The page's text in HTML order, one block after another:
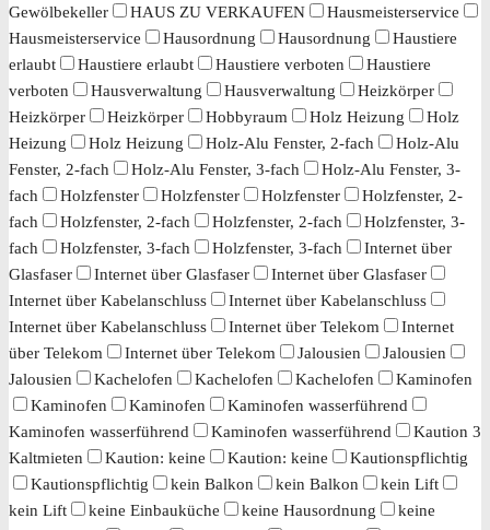
Gewölbekeller
HAUS ZU VERKAUFEN
Hausmeisterservice
Hausmeisterservice
Hausordnung Hausordnung
Haustiere
erlaubt
Haustiere erlaubt Haustiere verboten
Haustiere
verboten
Hausverwaltung Hausverwaltung
Heizkörper
Heizkörper
Heizkörper Hobbyraum Holz Heizung
Holz
Heizung
Holz Heizung Holz-Alu Fenster, 2-fach
Holz-Alu
Fenster, 2-fach
Holz-Alu Fenster, 3-fach
Holz-Alu Fenster, 3-
fach
Holzfenster Holzfenster Holzfenster
Holzfenster, 2-
fach
Holzfenster, 2-fach Holzfenster, 2-fach
Holzfenster, 3-
fach
Holzfenster, 3-fach Holzfenster, 3-fach
Internet über
Glasfaser
Internet über Glasfaser
Internet über Glasfaser
Internet über Kabelanschluss
Internet über Kabelanschluss
Internet über Kabelanschluss
Internet über Telekom
Internet
über Telekom
Internet über Telekom Jalousien
Jalousien
Jalousien
Kachelofen Kachelofen Kachelofen
Kaminofen
Kaminofen
Kaminofen
Kaminofen wasserführend
Kaminofen wasserführend
Kaminofen wasserführend
Kaution 3
Kaltmieten
Kaution: keine Kaution: keine
Kautionspflichtig
Kautionspflichtig
kein Balkon kein Balkon
kein Lift
kein Lift
keine Einbauküche keine Hausordnung
keine